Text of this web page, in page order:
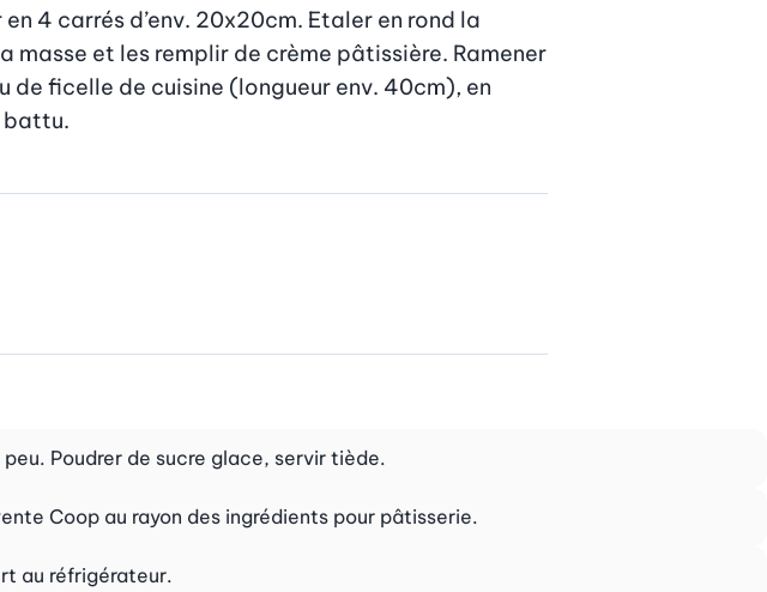
4 carrés d’env. 20x20cm. Etaler en rond la
masse et les remplir de crème pâtissière. Ramener
de ficelle de cuisine (longueur env. 40cm), en
battu.
Poudrer de sucre glace, servir tiède.
Coop au rayon des ingrédients pour pâtisserie.
au réfrigérateur.